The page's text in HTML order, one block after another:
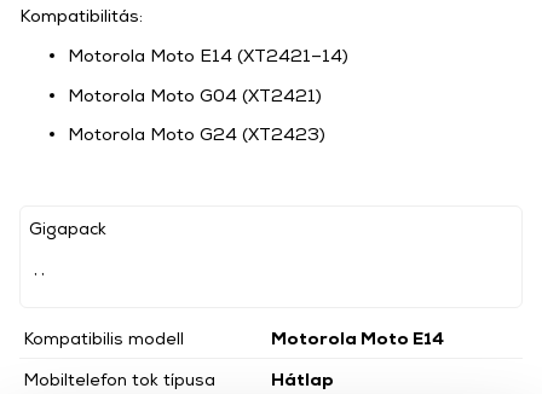
Gigapack
Kompatibilis modell
Motorola Moto E14
Mobiltelefon tok típusa
Hátlap
Kompatibilitás:
Motorola Moto E14 (XT2421–14)
Motorola Moto G04 (XT2421)
Motorola Moto G24 (XT2423)